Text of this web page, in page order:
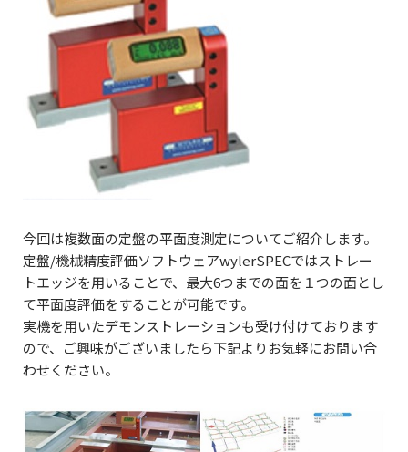
今回は複数面の定盤の平面度測定についてご紹介します。
定盤/機械精度評価ソフトウェアwylerSPECではストレー
トエッジを用いることで、最大6つまでの面を１つの面とし
て平面度評価をすることが可能です。
実機を用いたデモンストレーションも受け付けております
ので、ご興味がございましたら下記よりお気軽にお問い合
わせください。